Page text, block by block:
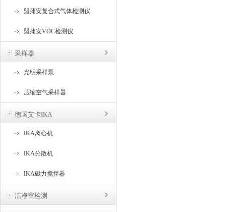
盟蒲安复合式气体检测仪
盟蒲安VOC检测仪
采样器
光明采样泵
压缩空气采样器
德国艾卡IKA
IKA离心机
IKA分散机
IKA磁力搅拌器
洁净室检测